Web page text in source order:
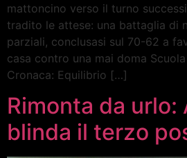
mattoncino verso il turno
tradito le attese: una battaglia di
parziali, conclusasi sul 70-62 a
casa contro una mai doma
Cronaca: Equilibrio […]
Rimonta da urlo:
blinda il terzo